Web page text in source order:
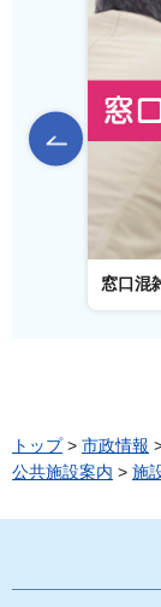
窓口混
トップ> 市政情報
公共施設案内 > 施